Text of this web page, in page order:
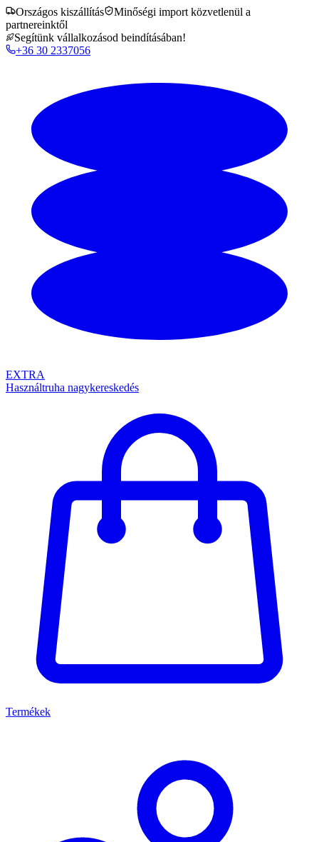
Országos kiszállítás
Minőségi import közvetlenül a
partnereinktől
Segítünk vállalkozásod beindításában!
+36 30 2337056
EXTRA
Használtruha nagykereskedés
Termékek